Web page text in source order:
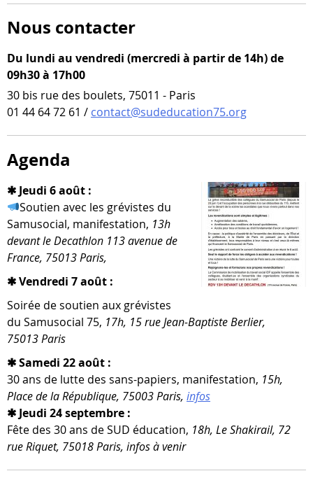
Nous contacter
Du lundi au vendredi (mercredi à partir de 14h) de
09h30 à 17h00
30 bis rue des boulets, 75011 - Paris
01 44 64 72 61 / contact@sudeducation75.org
Agenda
✱ Jeudi 6 août :
Soutien avec les gré­vistes du
Samusocial, mani­fes­ta­tion, 13h
devant le Decathlon 113 ave­nue de
France, 75013 Paris,
✱ Vendredi 7 août :
Soirée de sou­tien aux gré­vistes
du Samusocial 75, 17h, 15 rue Jean-​Baptiste Berlier,
75013 Paris
✱ Samedi 22 août :
30 ans de lutte des sans-​papiers, mani­fes­ta­tion, 15h,
Place de la République, 75003 Paris, infos
✱ Jeudi 24 septembre :
Fête des 30 ans de SUD édu­ca­tion, 18h, Le Shakirail, 72
rue Riquet, 75018 Paris, infos à venir